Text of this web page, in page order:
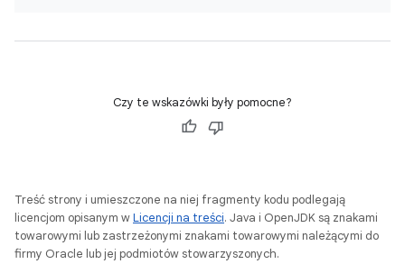
Czy te wskazówki były pomocne?
Treść strony i umieszczone na niej fragmenty kodu podlegają
licencjom opisanym wLicencji na treści. Java i OpenJDK są znakami
towarowymi lub zastrzeżonymi znakami towarowymi należącymi do
firmy Oracle lub jej podmiotów stowarzyszonych.